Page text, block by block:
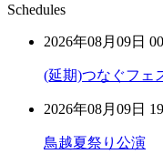
Schedules
2026年08月09日
(延期)つなぐフェ
2026年08月09日
鳥越夏祭り公演